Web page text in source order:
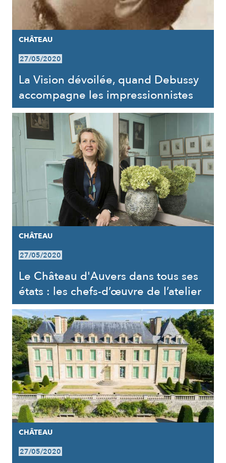
CHÂTEAU
27/05/2020
La Vision dévoilée, quand Debussy
accompagne les impressionnistes
CHÂTEAU
27/05/2020
Le Château d'Auvers dans tous ses
états : les chefs-d’œuvre de l’atelier
CHÂTEAU
27/05/2020